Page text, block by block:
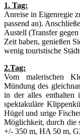
1. Tag:
Anreise in Eigenregie
passend an).
Austell (Transfer
Zeit haben, genießen
wenig touristische
2.Tag:
Vom malerischen
Mündung des
in der alles enthalten
spektakuläre
Hügel und urige
Möglichkeit, durch die
+/- 350 m, HA 50 m,